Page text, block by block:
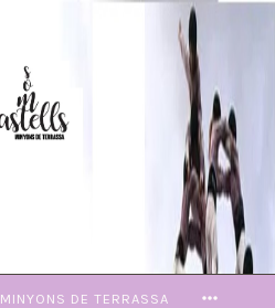
MINYONS DE TERRASSA